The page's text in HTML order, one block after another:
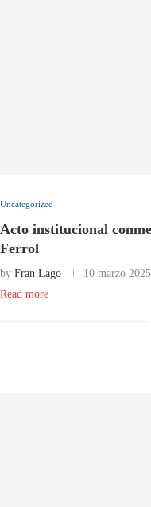
Uncategorized
Acto institucional
Ferrol
by Fran Lago 10 marzo 2025
Read more